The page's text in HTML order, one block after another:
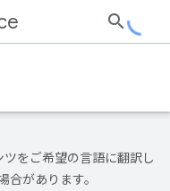
をご希望の言語に翻訳し
合があります。